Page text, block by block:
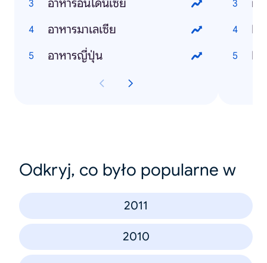
อาหารอินโดนีเซีย
อาหารมาเลเซีย
อาหารญี่ปุ่น
Odkryj, co było popularne w
2011
2010